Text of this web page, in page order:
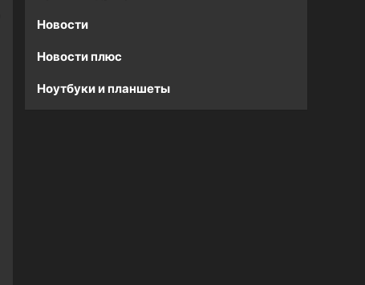
Новости
Новости плюс
Ноутбуки и планшеты